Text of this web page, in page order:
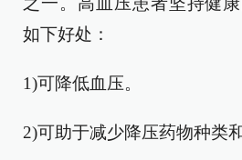
如下好处：
1)可降低血压。
2)可助于减少降压药物种类